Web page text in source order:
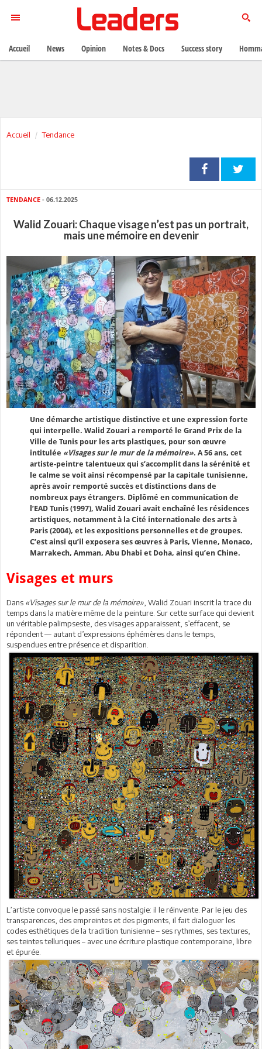
Accueil Tendance
TENDANCE - 06.12.2025
Walid Zouari: Chaque visage n’est pas un portrait,
mais une mémoire en devenir
Une démarche artistique distinctive et une expression forte
qui interpelle. Walid Zouari a remporté le Grand Prix de la
Ville de Tunis pour les arts plastiques, pour son œuvre
intitulée «Visages sur le mur de la mémoire». A 56 ans, cet
artiste-peintre talentueux qui s’accomplit dans la sérénité et
le calme se voit ainsi récompensé par la capitale tunisienne,
après avoir remporté succès et distinctions dans de
nombreux pays étrangers. Diplômé en communication de
l’EAD Tunis (1997), Walid Zouari avait enchaîné les résidences
artistiques, notamment à la Cité internationale des arts à
Paris (2004), et les expositions personnelles et de groupes.
C’est ainsi qu’il exposera ses œuvres à Paris, Vienne, Monaco,
Marrakech, Amman, Abu Dhabi et Doha, ainsi qu’en Chine.
Visages et murs
Dans «Visages sur le mur de la mémoire» , Walid Zouari inscrit la trace du
temps dans la matière même de la peinture. Sur cette surface qui devient
un véritable palimpseste, des visages apparaissent, s’effacent, se
répondent — autant d’expressions éphémères dans le temps,
suspendues entre présence et disparition.
L’artiste convoque le passé sans nostalgie: il le réinvente. Par le jeu des
transparences, des empreintes et des pigments, il fait dialoguer les
codes esthétiques de la tradition tunisienne – ses rythmes, ses textures,
ses teintes telluriques – avec une écriture plastique contemporaine, libre
et épurée.
Accueil News Opinion Notes & Docs Success story